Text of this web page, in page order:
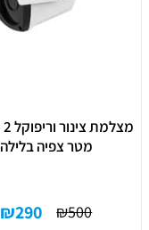
מטר צפיה בלילה
₪500
₪290